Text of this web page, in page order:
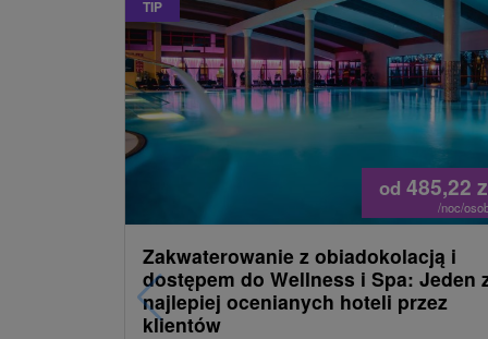
TIP
od 485,22
/noc/
Zakwaterowanie z obiadokolacją i
dostępem do Wellness i Spa: Jeden
najlepiej ocenianych hoteli przez
klientów